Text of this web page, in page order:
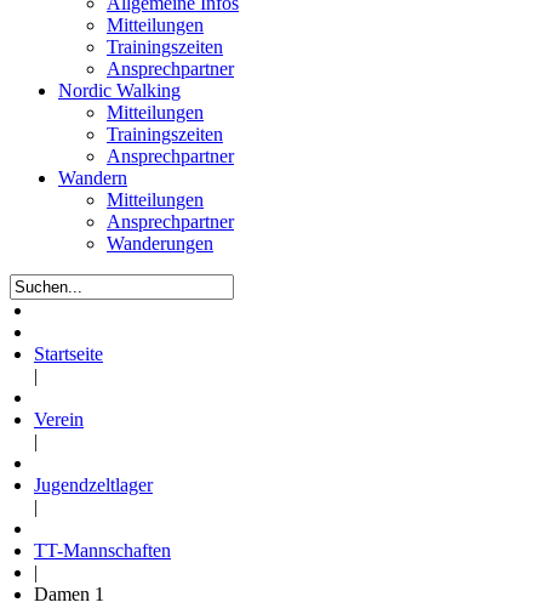
Mitteilungen
Trainingszeiten
Ansprechpartner
Nordic Walking
Mitteilungen
Trainingszeiten
Ansprechpartner
Wandern
Mitteilungen
Ansprechpartner
Wanderungen
Startseite
|
Verein
|
Jugendzeltlager
|
TT-Mannschaften
|
Damen 1